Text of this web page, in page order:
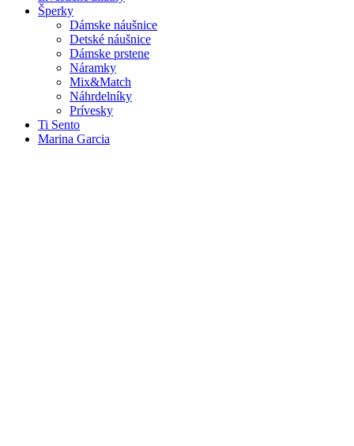
Šperky
Dámske náušnice
Detské náušnice
Dámske prstene
Náramky
Mix&Match
Náhrdelníky
Prívesky
Ti Sento
Marina Garcia